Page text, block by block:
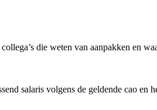
die weten van aanpakken en
salaris volgens de geldende cao en